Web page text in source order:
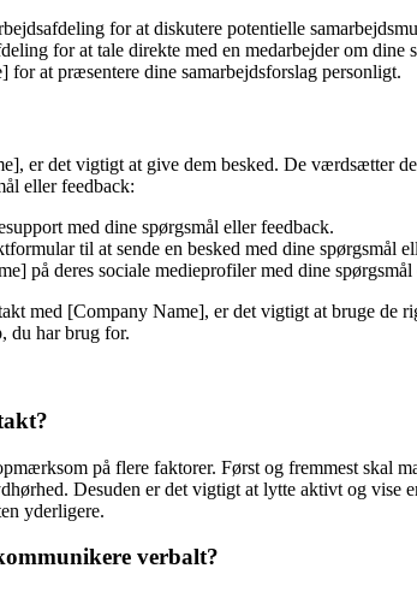
for at diskutere potentielle
for at tale direkte med en medarbejder om dine
at præsentere dine samarbejdsforslag personligt.
er det vigtigt at give dem besked. De værdsætter
eller feedback:
med dine spørgsmål eller feedback.
til at sende en besked med dine spørgsmål
på deres sociale medieprofiler med dine
med [Company Name], er det vigtigt at bruge
du har brug for.
på flere faktorer. Først og fremmest skal
Desuden er det vigtigt at lytte aktivt og
yderligere.
verbalt?